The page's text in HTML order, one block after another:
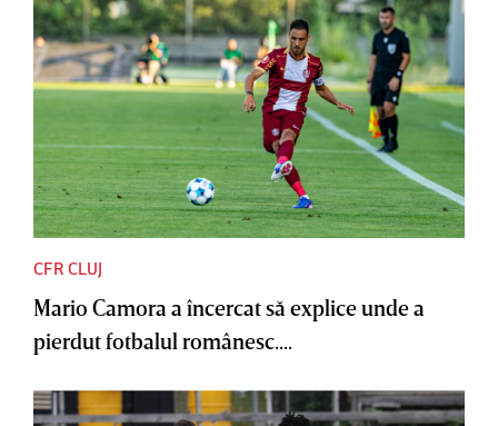
CFR CLUJ
Mario Camora a încercat să explice unde a
pierdut fotbalul românesc....